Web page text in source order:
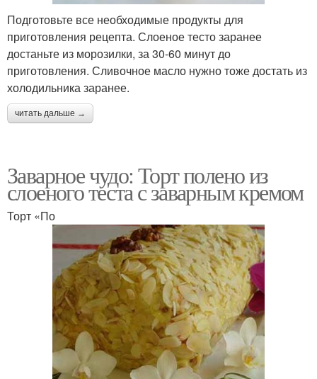
Подготовьте все необходимые продукты для
приготовления рецепта. Слоеное тесто заранее
достаньте из морозилки, за 30-60 минут до
приготовления. Сливочное масло нужно тоже достать из
холодильника заранее.
читать дальше →
Заварное чудо: Торт полено из
слоеного теста с заварным кремом
Торт «По